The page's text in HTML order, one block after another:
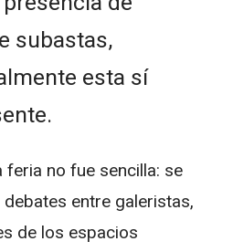
subastas,
esta sí
feria no fue sencilla: se
entre galeristas,
de los espacios